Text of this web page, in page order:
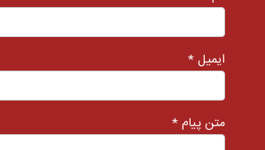
ایمیل *
متن پیام *